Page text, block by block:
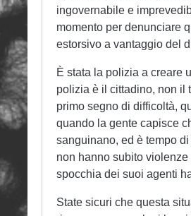
ingovernabile e
momento per denunciare
estorsivo a vantaggio del
È stata la polizia a creare
polizia è il cittadino, non il
primo segno di difficoltà,
quando la gente capisce
sanguinano, ed è tempo
non hanno subito
spocchia dei suoi agenti
State sicuri che questa